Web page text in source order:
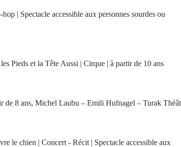
| Spectacle accessible aux personnes sourdes ou
Pieds et la Tête Aussi | Cirque | à partir de 10 ans
de 8 ans, Michel Laubu – Emili Hufnagel – Turak
le chien | Concert - Récit | Spectacle accessible aux